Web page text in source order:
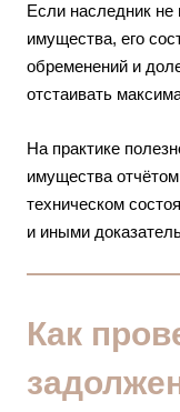
Если наследник не
имущества, его
обременений и
отстаивать
На практике
имущества
техническом
и иными
Как